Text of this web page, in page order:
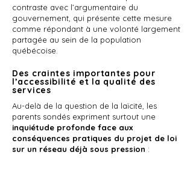
contraste avec l’argumentaire du
gouvernement, qui présente cette mesure
comme répondant à une volonté largement
partagée au sein de la population
québécoise.
Des craintes importantes pour
l’accessibilité et la qualité des
services
Au-delà de la question de la laïcité, les
parents sondés expriment surtout une
inquiétude profonde face aux
conséquences pratiques du projet de loi
sur un réseau déjà sous pression :